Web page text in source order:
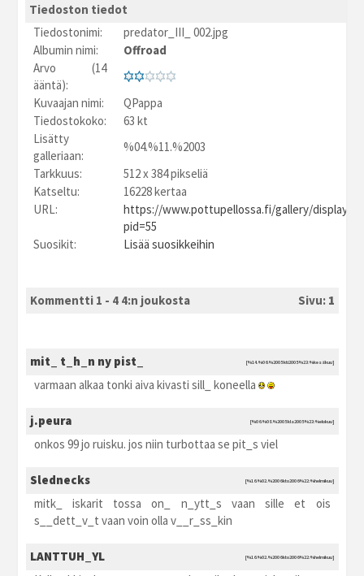
Tiedoston tiedot
Tiedostonimi:
predator_III_ 002.jpg
Albumin nimi:
Offroad
Arvo (14
ääntä):
Kuvaajan nimi:
QPappa
Tiedostokoko:
63 kt
Lisätty
galleriaan:
%04.%11.%2003
Tarkkuus:
512 x 384 pikseliä
Katseltu:
16228 kertaa
URL:
https://www.pottupellossa.fi/gallery/
pid=55
Suosikit:
Lisää suosikkeihin
Kommentti 1 - 4 4:n joukosta Sivu: 1
mit_ t_h_n ny pist_ [%14.%06.%2005 kti2005 %23:%kesäkuu]
varmaan alkaa tonki aiva kivasti sill_ koneella
j.peura [%06.%08.%2005 kla2005 %23:%elokuu]
onkos 99 jo ruisku. jos niin turbottaa se pit_s viel
Slednecks [%16.%02.%2006 kto2006 %22:%helmikuu]
mitk_ iskarit tossa on_ n_ytt_s vaan sille et ois
s__dett_v_t vaan voin olla v__r_ss_kin
LANTTUH_YL [%16.%02.%2006 kto2006 %22:%helmikuu]